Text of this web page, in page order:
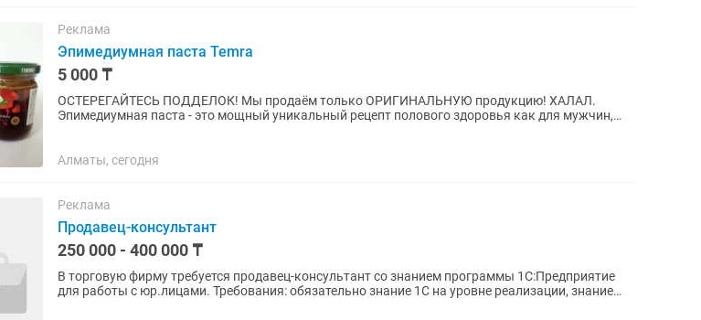
Реклама
Эпимедиумная паста Temra
5 000 ₸
ОСТЕРЕГАЙТЕСЬ ПОДДЕЛОК! Мы продаём только ОРИГИНАЛЬНУЮ продукцию! ХАЛАЛ.
Эпимедиумная паста - это мощный уникальный рецепт полового здоровья как для мужчин,
Алматы, сегодня
Реклама
Продавец-консультант
250 000 - 400 000 ₸
В торговую фирму требуется продавец-консультант со знанием программы 1С:Предприятие
для работы с юр.лицами. Требования: обязательно знание 1С на уровне реализации, знание